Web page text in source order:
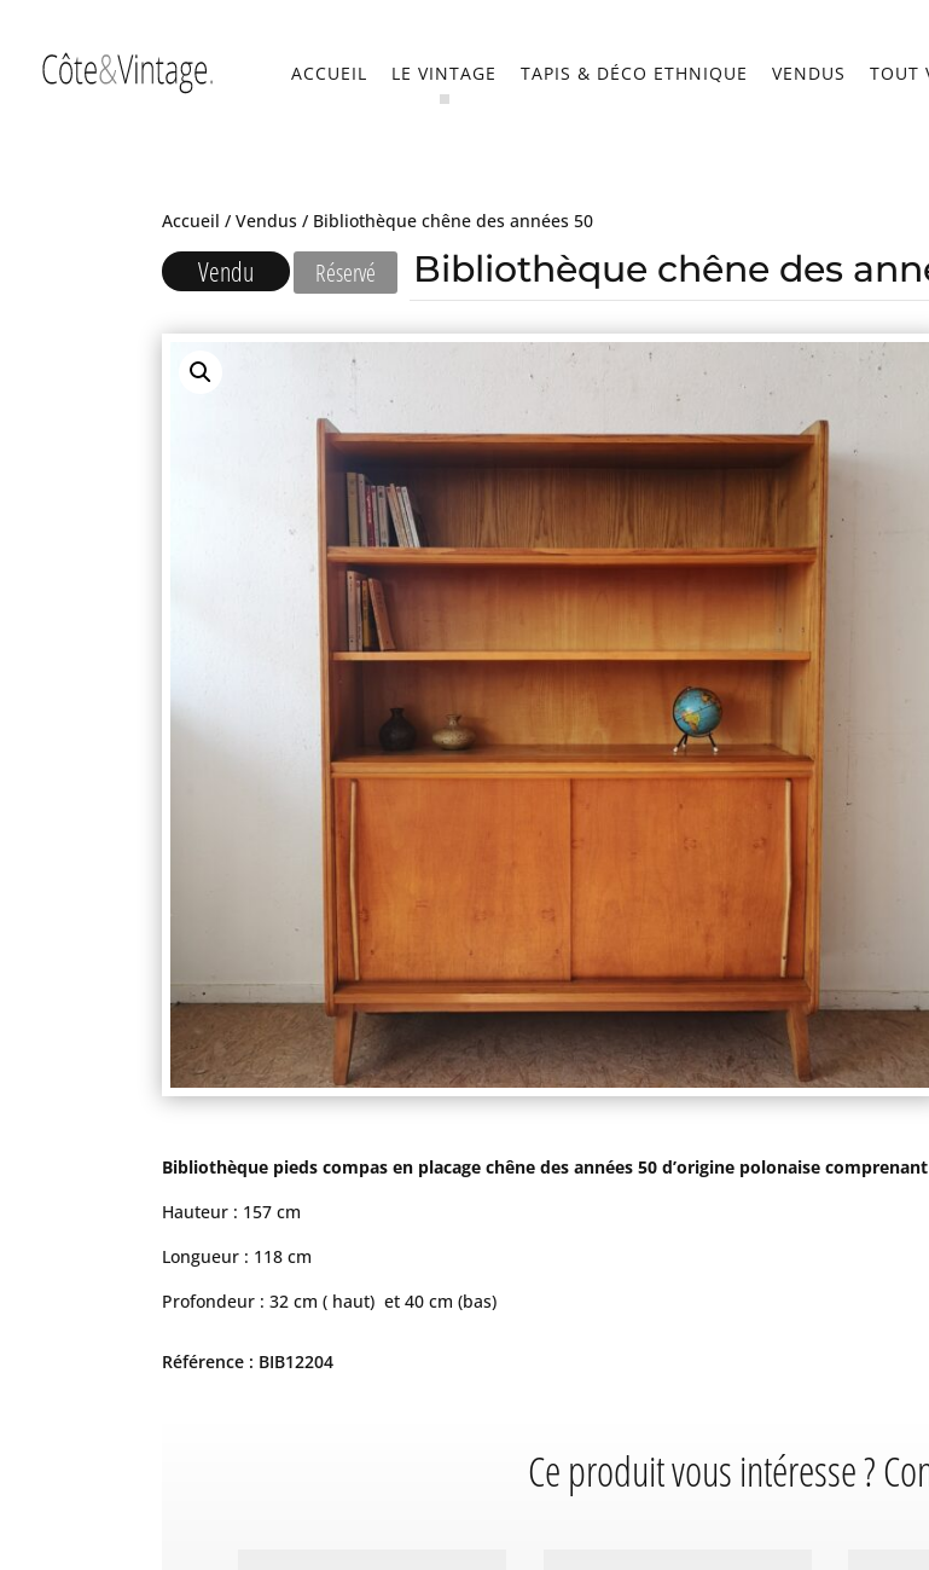
ACCUEIL LE VINTAGE TAPIS & DÉCO ETHNIQUE VENDUS TOUT
Accueil /Vendus / Bibliothèque chêne des années 50
Vendu Réservé Bibliothèque chêne des
Bibliothèque pieds compas en placage chêne des années 50 d’origine polonaise
Hauteur : 157 cm
Longueur : 118 cm
Profondeur : 32 cm ( haut) et 40 cm (bas)
Référence : BIB12204
Ce produit vous intéresse ?